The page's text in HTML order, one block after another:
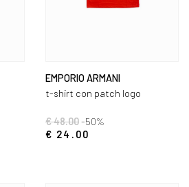
EMPORIO ARMANI
t-shirt con patch logo
€ 48.00-50%
€ 24.00